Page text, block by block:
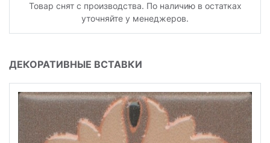
Товар снят с производства. По наличию в остатках
уточняйте у менеджеров.
ДЕКОРАТИВНЫЕ ВСТАВКИ